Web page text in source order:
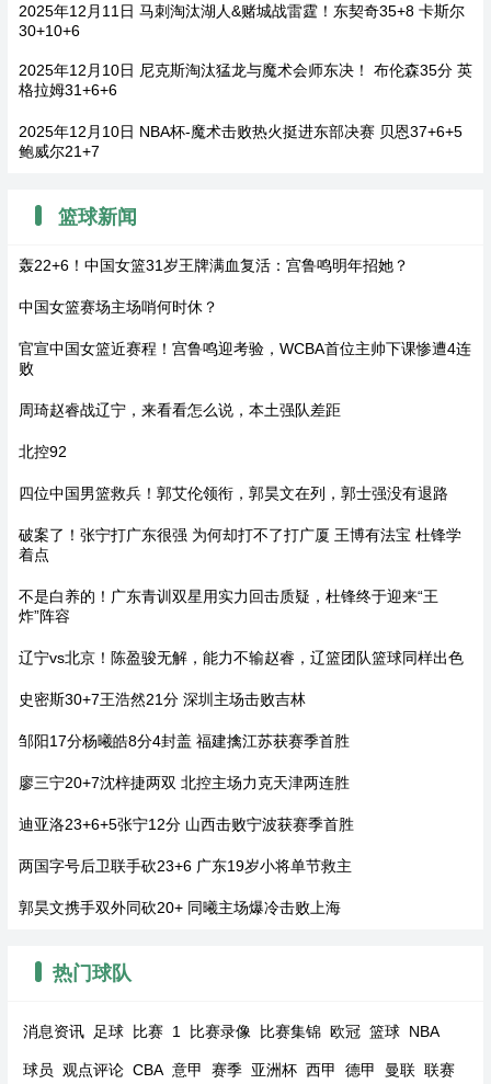
2025年12月11日 马刺淘汰湖人&赌城战雷霆！东契奇35+8 卡斯尔
30+10+6
2025年12月10日 尼克斯淘汰猛龙与魔术会师东决！ 布伦森35分 英
格拉姆31+6+6
2025年12月10日 NBA杯-魔术击败热火挺进东部决赛 贝恩37+6+5
鲍威尔21+7
篮球新闻
轰22+6！中国女篮31岁王牌满血复活：宫鲁鸣明年招她？
中国女篮赛场主场哨何时休？
官宣中国女篮近赛程！宫鲁鸣迎考验，WCBA首位主帅下课惨遭4连
败
周琦赵睿战辽宁，来看看怎么说，本土强队差距
北控92
四位中国男篮救兵！郭艾伦领衔，郭昊文在列，郭士强没有退路
破案了！张宁打广东很强 为何却打不了打广厦 王博有法宝 杜锋学
着点
不是白养的！广东青训双星用实力回击质疑，杜锋终于迎来“王
炸”阵容
辽宁vs北京！陈盈骏无解，能力不输赵睿，辽篮团队篮球同样出色
史密斯30+7王浩然21分 深圳主场击败吉林
邹阳17分杨曦皓8分4封盖 福建擒江苏获赛季首胜
廖三宁20+7沈梓捷两双 北控主场力克天津两连胜
迪亚洛23+6+5张宁12分 山西击败宁波获赛季首胜
两国字号后卫联手砍23+6 广东19岁小将单节救主
郭昊文携手双外同砍20+ 同曦主场爆冷击败上海
热门球队
消息资讯 足球 比赛 1 比赛录像 比赛集锦 欧冠 篮球 NBA
球员 观点评论 CBA 意甲 赛季 亚洲杯 西甲 德甲 曼联 联赛